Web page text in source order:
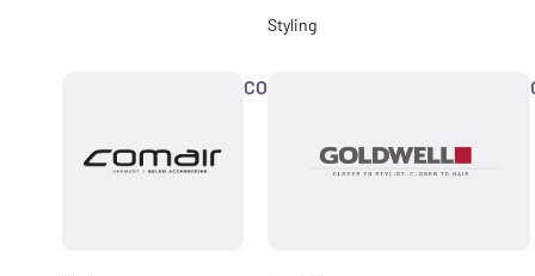
Styling
COMAIR